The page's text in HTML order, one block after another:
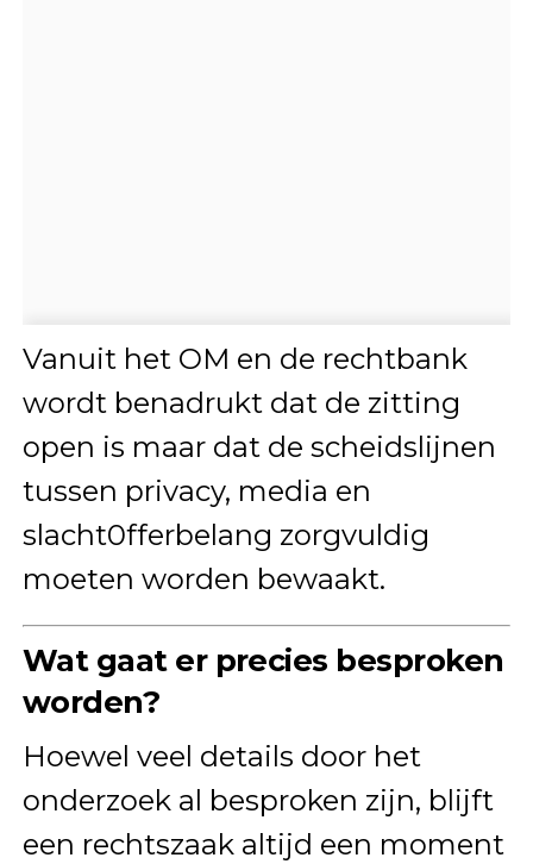
Vanuit het OM en de rechtbank
wordt benadrukt dat de zitting
open is maar dat de scheidslijnen
tussen privacy, media en
slacht0fferbelang zorgvuldig
moeten worden bewaakt.
Wat gaat er precies besproken
worden?
Hoewel veel details door het
onderzoek al besproken zijn, blijft
een rechtszaak altijd een moment